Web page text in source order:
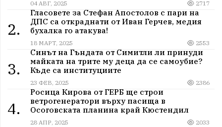
04 АВГ, 2025 2717
2.
Гласовете за Стефан Апостолов с пари на
ДПС са откраднати от Иван Герчев, медия
бухалка го атакува!
18 МАРТ, 2025 2553
3.
Синът на Гъндата от Симитли ли принуди
майката на трите му деца да се самоубие?
Къде са институциите
23 ФЕВ, 2025 2386
4.
Росица Кирова от ГЕРБ ще строи
ветрогенератори върху пасища в
Осоговската планина край Кюстендил
28 АПР, 2025 2033